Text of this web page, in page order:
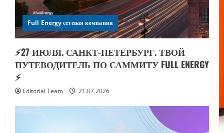
Full Energy сетевая компания
⚡️27 ИЮЛЯ. САНКТ-ПЕТЕРБУРГ. ТВОЙ
ПУТЕВОДИТЕЛЬ ПО САММИТУ FULL ENERGY
⚡️
Editorial Team 21.07.2026